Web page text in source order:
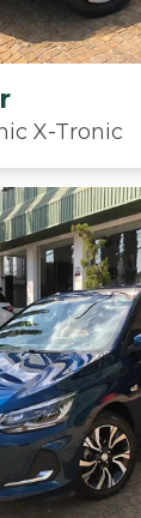
X-Tronic